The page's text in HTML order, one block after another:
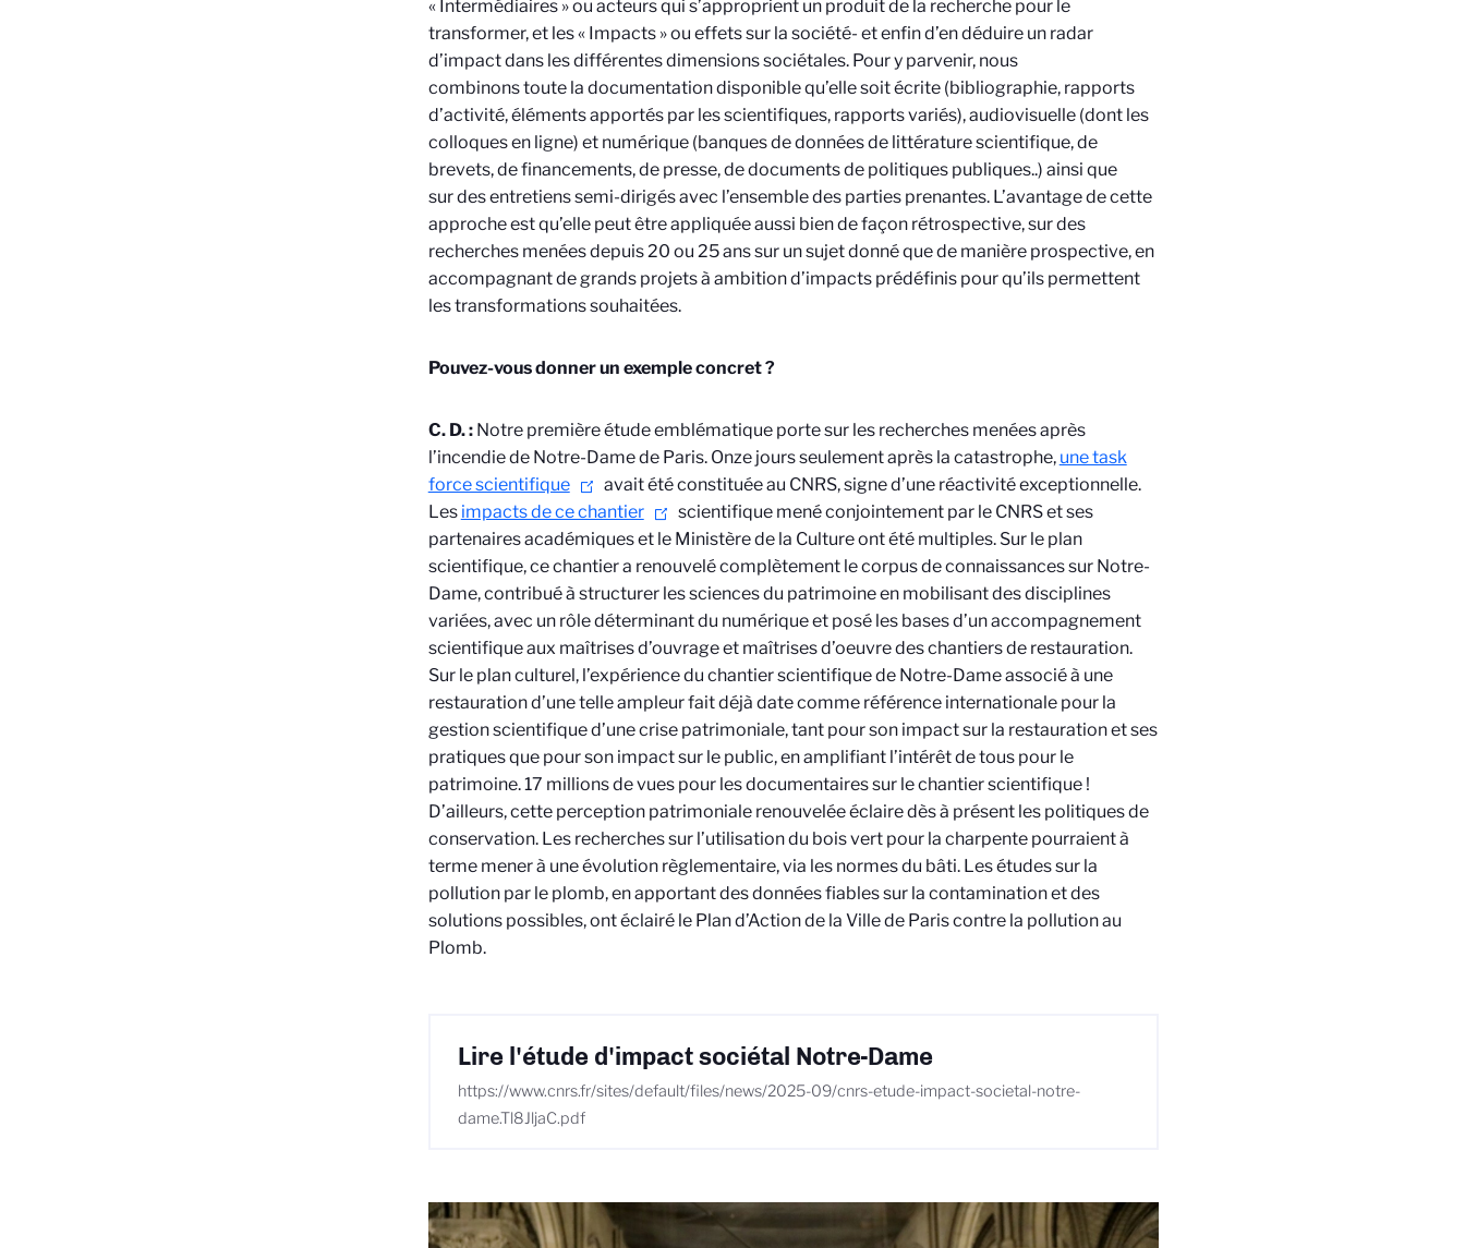
« Intermédiaires » ou acteurs qui s’approprient un produit de la recherche pour le
transformer, et les « Impacts » ou effets sur la société- et enfin d’en déduire un radar
d’impact dans les différentes dimensions sociétales. Pour y parvenir, nous
combinons toute la documentation disponible qu’elle soit écrite (bibliographie, rapports
d’activité, éléments apportés par les scientifiques, rapports variés), audiovisuelle (dont les
colloques en ligne) et numérique (banques de données de littérature scientifique, de
brevets, de financements, de presse, de documents de politiques publiques..) ainsi que
sur des entretiens semi-dirigés avec l’ensemble des parties prenantes. L’avantage de cette
approche est qu’elle peut être appliquée aussi bien de façon rétrospective, sur des
recherches menées depuis 20 ou 25 ans sur un sujet donné que de manière prospective, en
accompagnant de grands projets à ambition d’impacts prédéfinis pour qu’ils permettent
les transformations souhaitées.
Pouvez-vous donner un exemple concret ?
C. D. : Notre première étude emblématique porte sur les recherches menées après
l’incendie de Notre-Dame de Paris. Onze jours seulement après la catastrophe, une task
force scientifique
avait été constituée au CNRS, signe d’une réactivité exceptionnelle.
Les impacts de ce chantier
scientifique mené conjointement par le CNRS et ses
partenaires académiques et le Ministère de la Culture ont été multiples. Sur le plan
scientifique, ce chantier a renouvelé complètement le corpus de connaissances sur Notre-
Dame, contribué à structurer les sciences du patrimoine en mobilisant des disciplines
variées, avec un rôle déterminant du numérique et posé les bases d’un accompagnement
scientifique aux maîtrises d’ouvrage et maîtrises d’oeuvre des chantiers de restauration.
Sur le plan culturel, l’expérience du chantier scientifique de Notre-Dame associé à une
restauration d’une telle ampleur fait déjà date comme référence internationale pour la
gestion scientifique d’une crise patrimoniale, tant pour son impact sur la restauration et ses
pratiques que pour son impact sur le public, en amplifiant l’intérêt de tous pour le
patrimoine. 17 millions de vues pour les documentaires sur le chantier scientifique !
D’ailleurs, cette perception patrimoniale renouvelée éclaire dès à présent les politiques de
conservation. Les recherches sur l’utilisation du bois vert pour la charpente pourraient à
terme mener à une évolution règlementaire, via les normes du bâti. Les études sur la
pollution par le plomb, en apportant des données fiables sur la contamination et des
solutions possibles, ont éclairé le Plan d’Action de la Ville de Paris contre la pollution au
Plomb.
Lire l'étude d'impact sociétal Notre-Dame
https://www.cnrs.fr/sites/default/files/news/2025-09/cnrs-etude-impact-societal-notre-
dame.Tl8JljaC.pdf